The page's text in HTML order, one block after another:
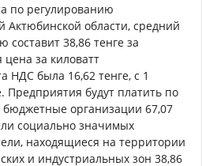
по регулированию
Актюбинской области, средний
составит 38,86 тенге за
цена за киловатт
НДС была 16,62 тенге, с 1
Предприятия будут платить по
бюджетные организации 67,07
социально значимых
находящиеся на территории
и индустриальных зон 38,86